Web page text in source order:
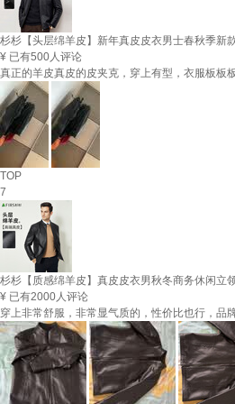
杉杉【头层绵羊皮】新年真皮皮衣男士春秋季新
¥ 已有500人评论
真正的羊皮真皮的皮夹克，穿上有型，衣服板板
TOP
7
杉杉【质感绵羊皮】真皮皮衣男秋冬商务休闲立
¥ 已有2000人评论
穿上非常舒服，非常显气质的，性价比也行，品